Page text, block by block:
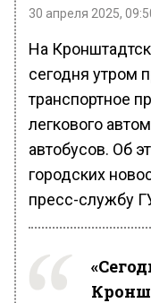
30 апреля 2025,
На
сегодня утром
транспортное
легкового
автобусов. Об
городских
пресс-службу